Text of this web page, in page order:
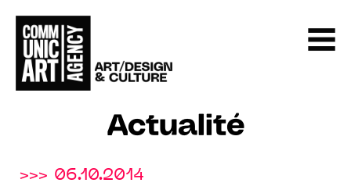
Actualité
>>> 06.10.2014